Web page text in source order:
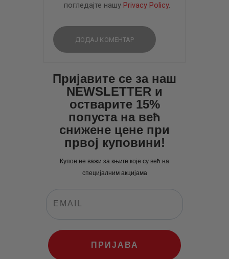
погледајте нашу Privacy Policy.
Пријавите се за наш
NEWSLETTER и
остварите 15%
попуста на већ
снижене цене при
првој куповини!
Купон не важи за књиге које су већ на
специјалним акцијама
ПРИЈАВА